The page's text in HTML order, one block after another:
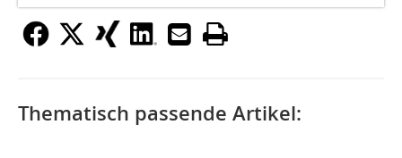
Thematisch passende Artikel: